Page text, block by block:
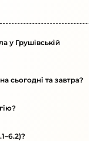
у Грушівській
сьогодні та завтра?